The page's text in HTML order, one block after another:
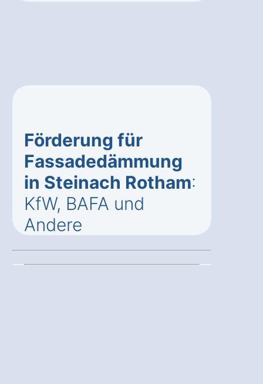
Förderung für
Fassadedämmung
in Steinach Rotham:
KfW, BAFA und
Andere